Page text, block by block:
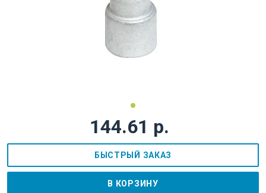
144.61 р.
БЫСТРЫЙ ЗАКАЗ
В КОРЗИНУ